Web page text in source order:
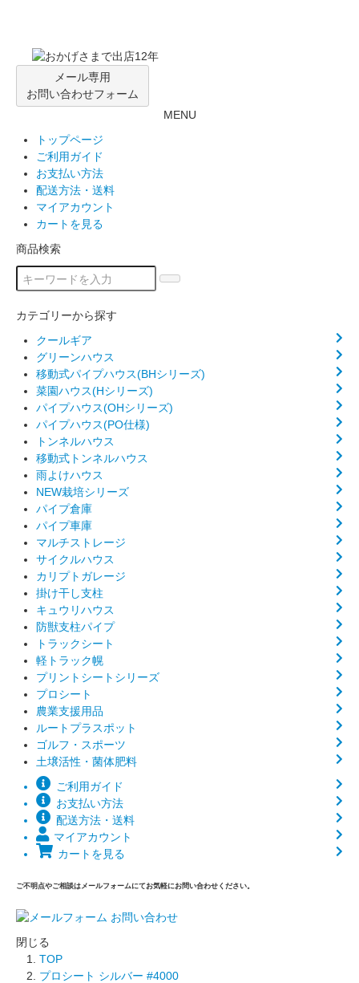
メール専用
お問い合わせフォーム
MENU
トップページ
ご利用ガイド
お支払い方法
配送方法・送料
マイアカウント
カートを見る
商品検索
カテゴリーから探す
クールギア
グリーンハウス
移動式パイプハウス(BHシリーズ)
菜園ハウス(Hシリーズ)
パイプハウス(OHシリーズ)
パイプハウス(PO仕様)
トンネルハウス
移動式トンネルハウス
雨よけハウス
NEW栽培シリーズ
パイプ倉庫
パイプ車庫
マルチストレージ
サイクルハウス
カリプトガレージ
掛け干し支柱
キュウリハウス
防獣支柱パイプ
トラックシート
軽トラック幌
プリントシートシリーズ
プロシート
農業支援用品
ルートプラスポット
ゴルフ・スポーツ
土壌活性・菌体肥料
ご利用ガイド
お支払い方法
配送方法・送料
マイアカウント
カートを見る
ご不明点やご相談はメールフォームにてお気軽にお問い合わせください。
閉じる
TOP
プロシート シルバー #4000